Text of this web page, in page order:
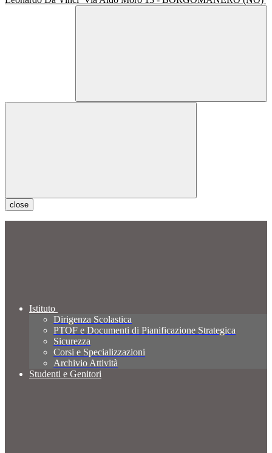
close
Istituto
Dirigenza Scolastica
PTOF e Documenti di Pianificazione Strategica
Sicurezza
Corsi e Specializzazioni
Archivio Attività
Studenti e Genitori